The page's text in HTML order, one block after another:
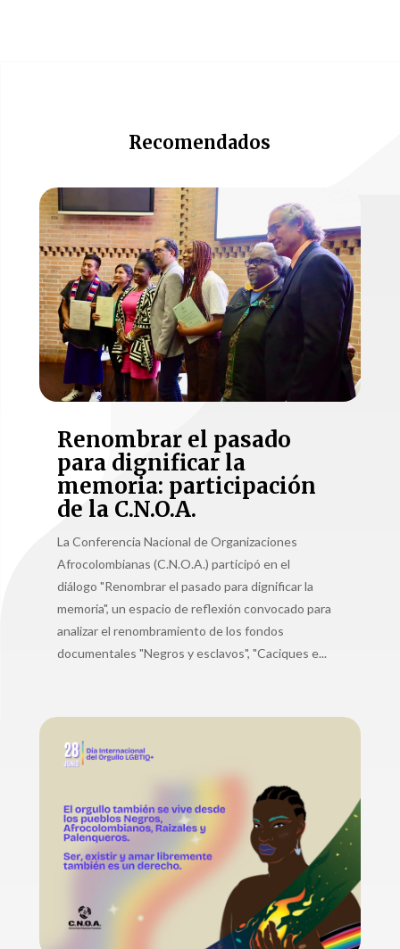
Recomendados
Renombrar el pasado
para dignificar la
memoria: participación
de la C.N.O.A.
La Conferencia Nacional de Organizaciones
Afrocolombianas (C.N.O.A.) participó en el
diálogo "Renombrar el pasado para dignificar la
memoria", un espacio de reflexión convocado para
analizar el renombramiento de los fondos
documentales "Negros y esclavos", "Caciques e...